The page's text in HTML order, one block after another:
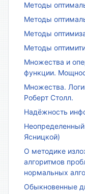
Методы
Методы
Методы
Методы
Множества и
функции.
Множества.
Роберт Столл.
Надёжность
Ясницкой)
О методике
алгоритмов
нормальных
Обыкновенные